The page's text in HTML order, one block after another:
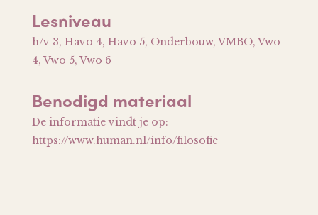
Lesniveau
h/v 3, Havo 4, Havo 5, Onderbouw, VMBO, Vwo
4, Vwo 5, Vwo 6
Benodigd materiaal
De informatie vindt je op:
https://www.human.nl/info/filosofie